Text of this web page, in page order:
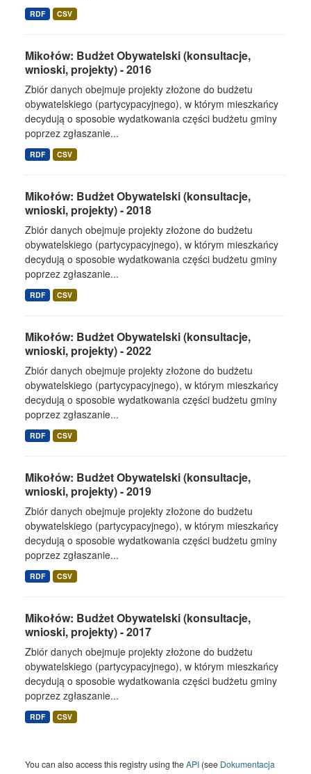
RDF CSV
Mikołów: Budżet Obywatelski (konsultacje,
wnioski, projekty) - 2016
Zbiór danych obejmuje projekty złożone do budżetu
obywatelskiego (partycypacyjnego), w którym mieszkańcy
decydują o sposobie wydatkowania części budżetu gminy
poprzez zgłaszanie...
RDF CSV
Mikołów: Budżet Obywatelski (konsultacje,
wnioski, projekty) - 2018
Zbiór danych obejmuje projekty złożone do budżetu
obywatelskiego (partycypacyjnego), w którym mieszkańcy
decydują o sposobie wydatkowania części budżetu gminy
poprzez zgłaszanie...
RDF CSV
Mikołów: Budżet Obywatelski (konsultacje,
wnioski, projekty) - 2022
Zbiór danych obejmuje projekty złożone do budżetu
obywatelskiego (partycypacyjnego), w którym mieszkańcy
decydują o sposobie wydatkowania części budżetu gminy
poprzez zgłaszanie...
RDF CSV
Mikołów: Budżet Obywatelski (konsultacje,
wnioski, projekty) - 2019
Zbiór danych obejmuje projekty złożone do budżetu
obywatelskiego (partycypacyjnego), w którym mieszkańcy
decydują o sposobie wydatkowania części budżetu gminy
poprzez zgłaszanie...
RDF CSV
Mikołów: Budżet Obywatelski (konsultacje,
wnioski, projekty) - 2017
Zbiór danych obejmuje projekty złożone do budżetu
obywatelskiego (partycypacyjnego), w którym mieszkańcy
decydują o sposobie wydatkowania części budżetu gminy
poprzez zgłaszanie...
RDF CSV
You can also access this registry using theAPI (see Dokumentacja